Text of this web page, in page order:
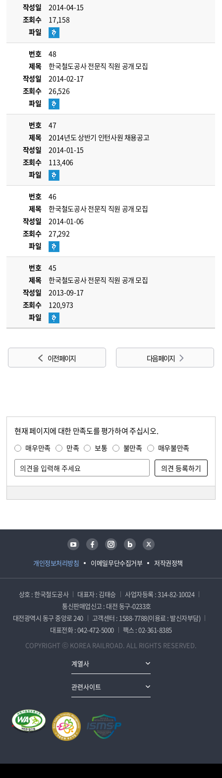
작성일
2014-04-15
조회수
17,158
파일
번호
48
제목
한국철도공사 전문직 직원 공개 모집
작성일
2014-02-17
조회수
26,526
파일
번호
47
제목
2014년도 상반기 인턴사원 채용공고
작성일
2014-01-15
조회수
113,406
파일
번호
46
제목
한국철도공사 전문직 직원 공개 모집
작성일
2014-01-06
조회수
27,292
파일
번호
45
제목
한국철도공사 전문직 직원 공개 모집
작성일
2013-09-17
조회수
120,973
파일
이전 페이지 다음 페이지
현재 페이지에 대한 만족도를 평가하여 주십시오.
매우만족 만족 보통 불만족 매우불만족
개인정보처리방침 이메일무단수집거부 저작권정책
유튜브 페이스북 인스타그램 블로그 트위터
상호 : 한국철도공사 대표자 : 김태승
사업자등록 : 314-82-10024
통신판매업신고 : 대전 동구-0233호
대전광역시 동구 중앙로 240
고객센터 : 1588-7788(이용료 : 발신자부담)
대표전화 : 042-472-5000
팩스 : 02-361-8385
COPYRIGHT ⓒ KOREA RAILROAD. ALL RIGHTS RESERVED.
계열사
관련사이트